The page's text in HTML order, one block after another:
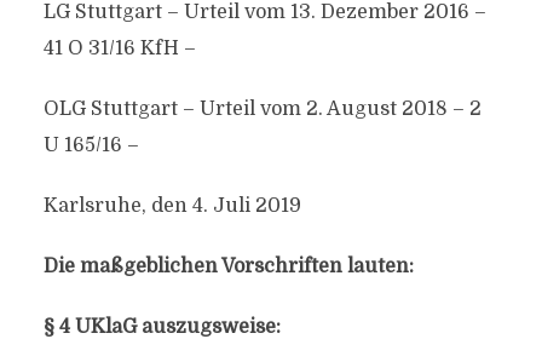
LG Stuttgart – Urteil vom 13. Dezember 2016 –
41 O 31/16 KfH –
OLG Stuttgart – Urteil vom 2. August 2018 – 2
U 165/16 –
Karlsruhe, den 4. Juli 2019
Die maßgeblichen Vorschriften lauten:
§ 4 UKlaG auszugsweise: